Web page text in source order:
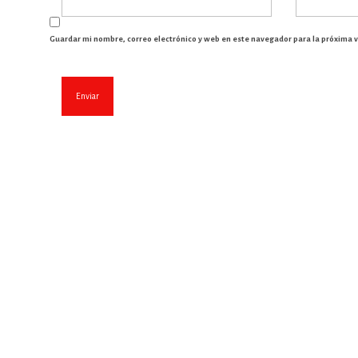
Guardar mi nombre, correo electrónico y web en este navegador para la próxima